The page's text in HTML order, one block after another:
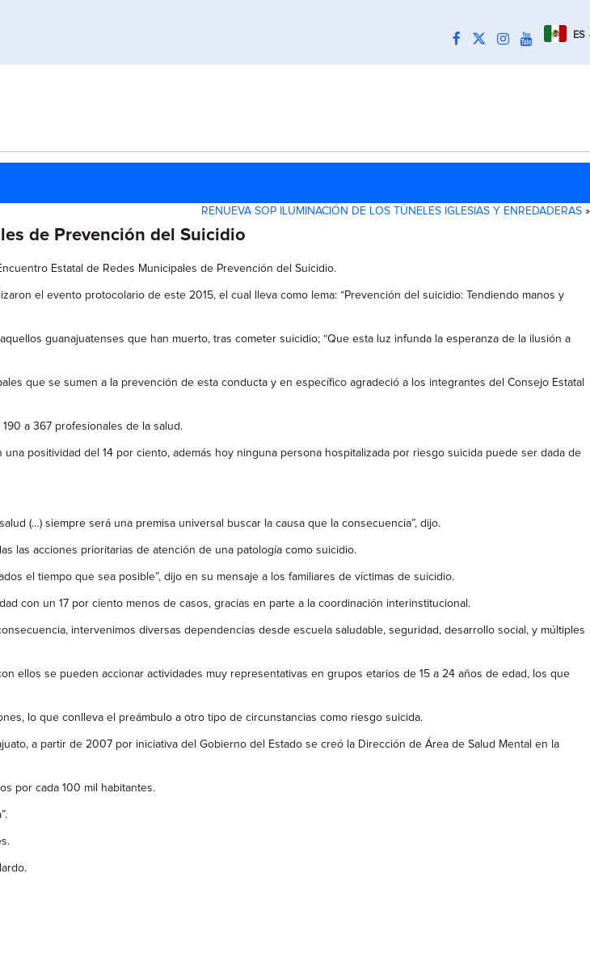
ES
RENUEVA SOP ILUMINACIÓN DE LOS TÚNELES IGLESIAS Y ENREDADERAS »
de Prevención del Suicidio
Estatal de Redes Municipales de Prevención del Suicidio.
el evento protocolario de este 2015, el cual lleva como lema: “Prevención del suicidio: Tendiendo manos y
guanajuatenses que han muerto, tras cometer suicidio; “Que esta luz infunda la esperanza de la ilusión a
que se sumen a la prevención de esta conducta y en específico agradeció a los integrantes del Consejo Estatal
a 367 profesionales de la salud.
positividad del 14 por ciento, además hoy ninguna persona hospitalizada por riesgo suicida puede ser dada de
(…) siempre será una premisa universal buscar la causa que la consecuencia”, dijo.
las acciones prioritarias de atención de una patología como suicidio.
el tiempo que sea posible”, dijo en su mensaje a los familiares de víctimas de suicidio.
con un 17 por ciento menos de casos, gracias en parte a la coordinación interinstitucional.
intervenimos diversas dependencias desde escuela saludable, seguridad, desarrollo social, y múltiples
ellos se pueden accionar actividades muy representativas en grupos etarios de 15 a 24 años de edad, los que
lo que conlleva el preámbulo a otro tipo de circunstancias como riesgo suicida.
a partir de 2007 por iniciativa del Gobierno del Estado se creó la Dirección de Área de Salud Mental en la
por cada 100 mil habitantes.